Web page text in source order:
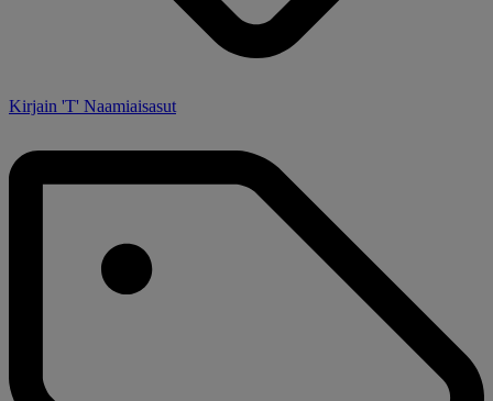
Kirjain 'T' Naamiaisasut